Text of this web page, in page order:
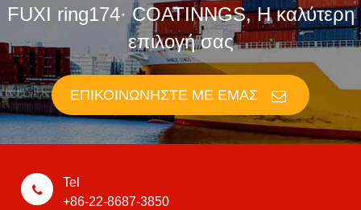
FUXI ring174· COATINNGS, Η καλύτερη
επιλογή σας
ΕΠΙΚΟΙΝΩΝΉΣΤΕ ΜΕ ΕΜΆΣ
Tel
+86-22-8687-3850